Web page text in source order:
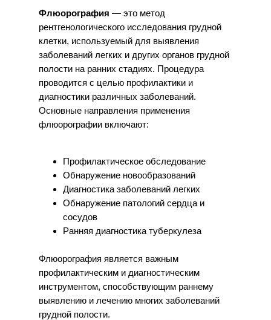
Записаться на обследование по телефону
Флюорография — это метод
рентгенологического исследования грудной
клетки, используемый для выявления
заболеваний легких и других органов грудной
полости на ранних стадиях. Процедура
проводится с целью профилактики и
диагностики различных заболеваний.
Основные направления применения
флюорографии включают:
Профилактическое обследование
Обнаружение новообразований
Диагностика заболеваний легких
Обнаружение патологий сердца и
сосудов
Ранняя диагностика туберкулеза
Флюорография является важным
профилактическим и диагностическим
инструментом, способствующим раннему
выявлению и лечению многих заболеваний
грудной полости.